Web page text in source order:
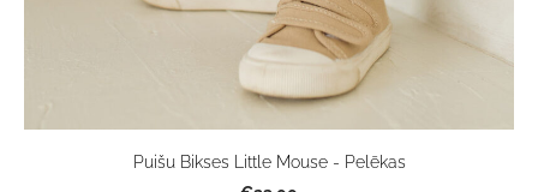
Puišu Bikses Little Mouse - Pelēkas